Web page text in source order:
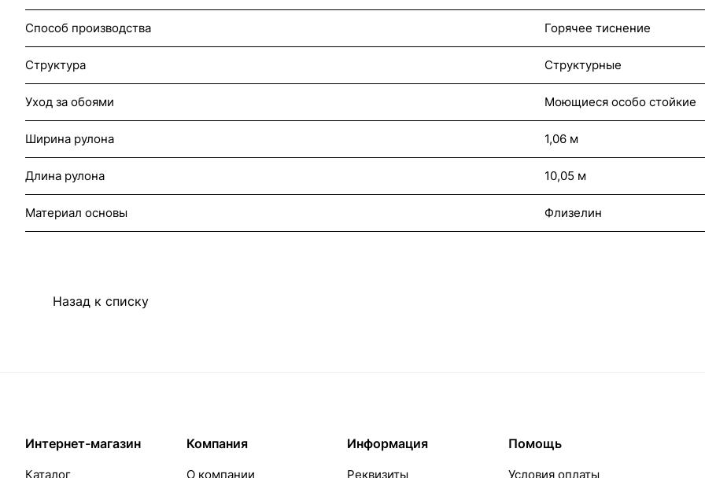
Способ производства Горячее тиснение
Структура Структурные
Уход за обоями Моющиеся особо стойкие
Ширина рулона 1,06 м
Длина рулона 10,05 м
Материал основы Флизелин
Назад к списку
Интернет-магазин
Каталог
Компания
О компании
Информация
Реквизиты
Помощь
Условия оплаты